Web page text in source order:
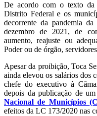
De acordo com o texto
Distrito Federal e os
decorrente da pandemia
dezembro de 2021, de
aumento, reajuste ou
Poder ou de órgão,
Apesar da proibição, Toca
ainda elevou os salários dos
chefe do executivo à
depois da publicação de um
Nacional de Municípios
efeitos da LC 173/2020 nas